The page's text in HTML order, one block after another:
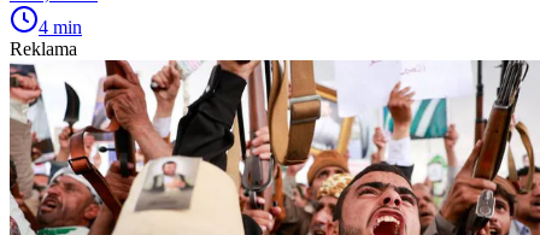
4 min
Reklama